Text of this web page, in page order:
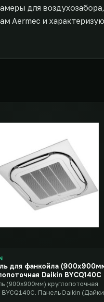
для
Aermec и
для фанкойла
Daikin BYCQ140C
(900x900мм) круглопоточная
BYCQ140C. Панель Daikin